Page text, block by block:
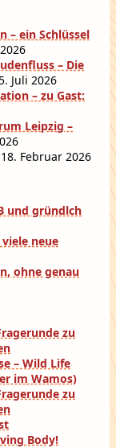
– ein Schlüssel
– Die
Juli 2026
– zu Gast:
Leipzig –
18. Februar 2026
und gründlch
neue
ohne genau
zu
– Wild Life
im Wamos)
zu
Body!